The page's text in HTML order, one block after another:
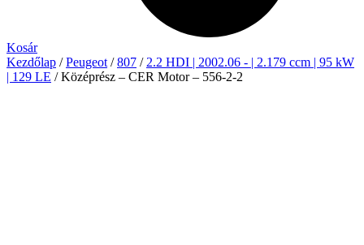
Kosár
Kezdőlap /Peugeot /807 / 2.2 HDI | 2002.06 - | 2.179 ccm | 95 kW
| 129 LE / Középrész – CER Motor – 556-2-2